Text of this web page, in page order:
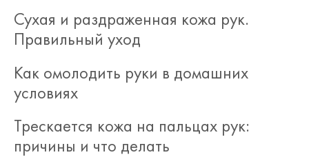
Сухая и раздраженная кожа рук.
Правильный уход
Как омолодить руки в домашних
условиях
Трескается кожа на пальцах рук:
причины и что делать